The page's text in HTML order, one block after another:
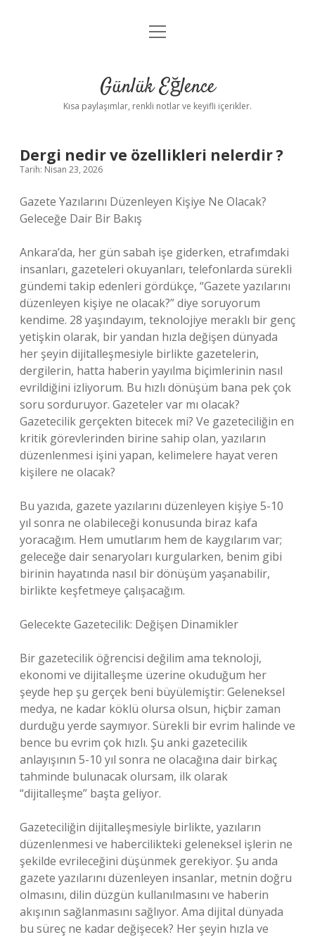
Anasayfa
Yasal Uyarı
menüyü
Günlük Eğlence
Kısa paylaşımlar, renkli notlar ve keyifli içerikler.
Dergi nedir ve özellikleri nelerdir ?
Tarih: Nisan 23, 2026
Gazete Yazılarını Düzenleyen Kişiye Ne Olacak?
Geleceğe Dair Bir Bakış
Ankara’da, her gün sabah işe giderken, etrafımdaki
insanları, gazeteleri okuyanları, telefonlarda sürekli
gündemi takip edenleri gördükçe, “Gazete yazılarını
düzenleyen kişiye ne olacak?” diye soruyorum
kendime. 28 yaşındayım, teknolojiye meraklı bir genç
yetişkin olarak, bir yandan hızla değişen dünyada
her şeyin dijitalleşmesiyle birlikte gazetelerin,
dergilerin, hatta haberin yayılma biçimlerinin nasıl
evrildiğini izliyorum. Bu hızlı dönüşüm bana pek çok
soru sorduruyor. Gazeteler var mı olacak?
Gazetecilik gerçekten bitecek mi? Ve gazeteciliğin en
kritik görevlerinden birine sahip olan, yazıların
düzenlenmesi işini yapan, kelimelere hayat veren
kişilere ne olacak?
Bu yazıda, gazete yazılarını düzenleyen kişiye 5-10
yıl sonra ne olabileceği konusunda biraz kafa
yoracağım. Hem umutlarım hem de kaygılarım var;
geleceğe dair senaryoları kurgularken, benim gibi
birinin hayatında nasıl bir dönüşüm yaşanabilir,
birlikte keşfetmeye çalışacağım.
Gelecekte Gazetecilik: Değişen Dinamikler
Bir gazetecilik öğrencisi değilim ama teknoloji,
ekonomi ve dijitalleşme üzerine okuduğum her
şeyde hep şu gerçek beni büyülemiştir: Geleneksel
medya, ne kadar köklü olursa olsun, hiçbir zaman
durduğu yerde saymıyor. Sürekli bir evrim halinde ve
bence bu evrim çok hızlı. Şu anki gazetecilik
anlayışının 5-10 yıl sonra ne olacağına dair birkaç
tahminde bulunacak olursam, ilk olarak
“dijitalleşme” başta geliyor.
Gazeteciliğin dijitalleşmesiyle birlikte, yazıların
düzenlenmesi ve habercilikteki geleneksel işlerin ne
şekilde evrileceğini düşünmek gerekiyor. Şu anda
gazete yazılarını düzenleyen insanlar, metnin doğru
olmasını, dilin düzgün kullanılmasını ve haberin
akışının sağlanmasını sağlıyor. Ama dijital dünyada
bu süreç ne kadar değişecek? Her şeyin hızla ve